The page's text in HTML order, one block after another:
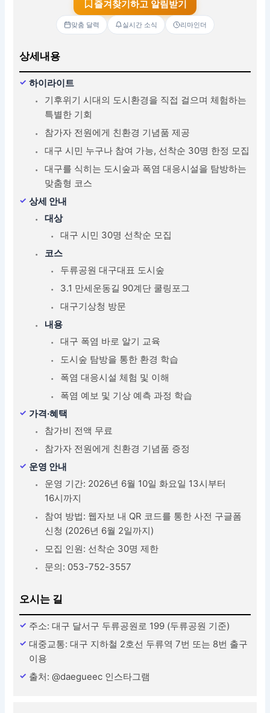
즐겨찾기하고 알림받기
맞춤 달력 실시간 소식 리마인더
상세내용
하이라이트
기후위기 시대의 도시환경을 직접 걸으며 체험하는
특별한 기회
참가자 전원에게 친환경 기념품 제공
대구 시민 누구나 참여 가능, 선착순 30명 한정 모집
대구를 식히는 도시숲과 폭염 대응시설을 탐방하는
맞춤형 코스
상세 안내
대상
대구 시민 30명 선착순 모집
코스
두류공원 대구대표 도시숲
3.1 만세운동길 90계단 쿨링포그
대구기상청 방문
내용
대구 폭염 바로 알기 교육
도시숲 탐방을 통한 환경 학습
폭염 대응시설 체험 및 이해
폭염 예보 및 기상 예측 과정 학습
가격·혜택
참가비 전액 무료
참가자 전원에게 친환경 기념품 증정
운영 안내
운영 기간: 2026년 6월 10일 화요일 13시부터
16시까지
참여 방법: 웹자보 내 QR 코드를 통한 사전 구글폼
신청 (2026년 6월 2일까지)
모집 인원: 선착순 30명 제한
문의: 053-752-3557
오시는 길
주소: 대구 달서구 두류공원로 199 (두류공원 기준)
대중교통: 대구 지하철 2호선 두류역 7번 또는 8번 출구
이용
출처: @daegueec 인스타그램